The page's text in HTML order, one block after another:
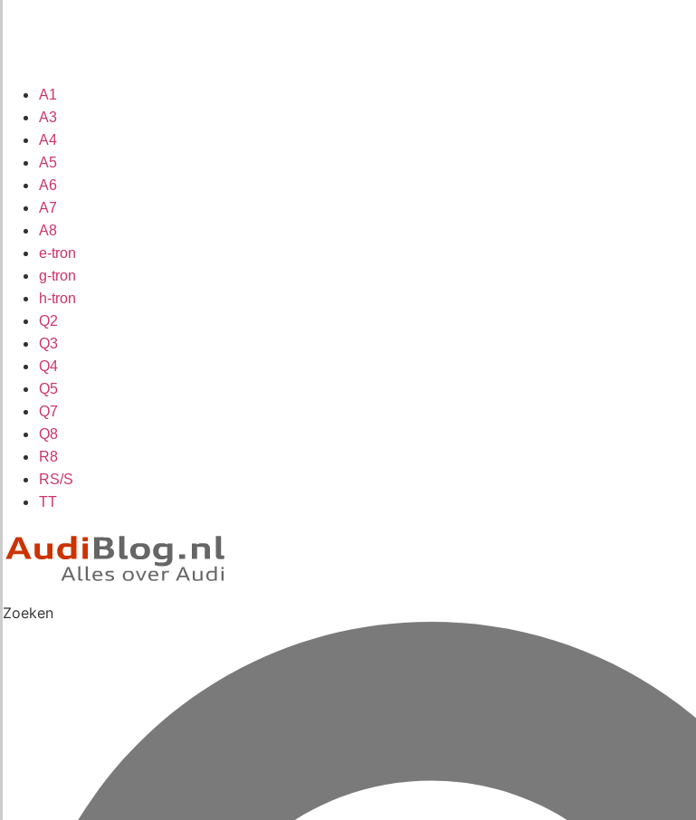
A1
A3
A4
A5
A6
A7
A8
e-tron
g-tron
h-tron
Q2
Q3
Q4
Q5
Q7
Q8
R8
RS/S
TT
Zoeken